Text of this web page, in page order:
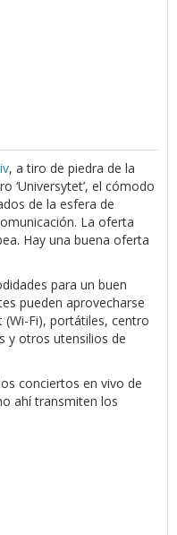
, a tiro de piedra de la
‘Universytet’, el cómodo
de la esfera de
La oferta
Hay una buena oferta
para un buen
pueden aprovecharse
Fi), portátiles, centro
y otros utensilios de
conciertos en vivo de
ahí transmiten los